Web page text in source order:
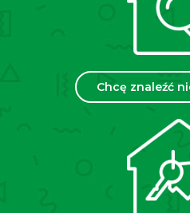
Chcę znaleźć
prąd oraz gaz indywidualnie
czteropiętrowym, dobrze
1976r. Klatka schodowa jest
budynku znajduje się
przystanek tramwajowy
odległości około 450 m
„Pachońskiego P+R” – w
jest bardzo dobry dojazd do
Dodatkowym atutem są